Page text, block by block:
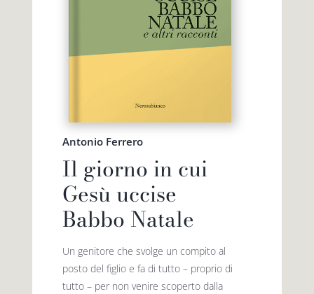
Antonio Ferrero
Il giorno in cui
Gesù uccise
Babbo Natale
Un genitore che svolge un compito al
posto del figlio e fa di tutto – proprio di
tutto – per non venire scoperto dalla